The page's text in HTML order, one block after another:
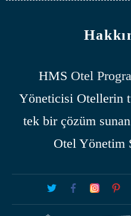
HMS Otel
Yöneticisi Otellerin
tek bir çözüm
Otel Yönetim